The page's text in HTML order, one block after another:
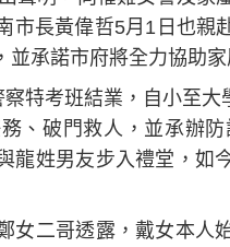
市長黃偉哲5月1日也
承諾市府將全力協助家
特考班結業，自小至
、破門救人，並承辦
龍姓男友步入禮堂，
女二哥透露，戴女本